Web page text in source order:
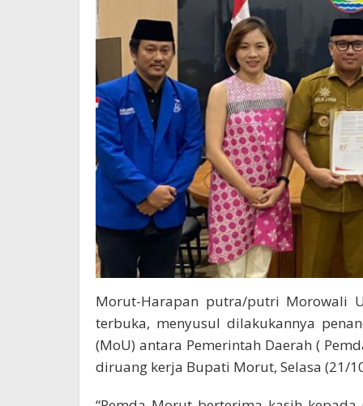
Morut-Harapan putra/putri Morowali
terbuka, menyusul dilakukannya
(MoU) antara Pemerintah Daerah (
diruang kerja Bupati Morut, Selasa (21/